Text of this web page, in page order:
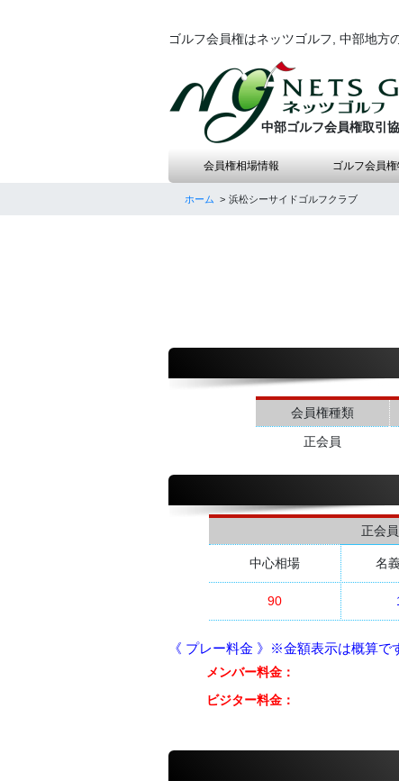
ゴルフ会員権はネッツゴルフ, 中部地方
中部ゴルフ会員権取引
会員権相場情報 ゴルフ会員
ホーム 浜松シーサイドゴルフクラブ
会員権種類
正会員
正会
中心相場 名
90
《 プレー料金 》※金額表示は概算で
メンバー料金：
ビジター料金：